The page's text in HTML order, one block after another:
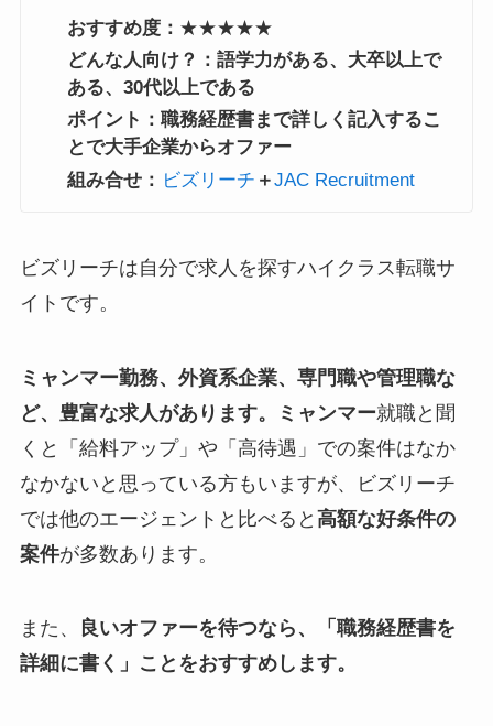
おすすめ度： ★★★★★
どんな人向け？：語学力がある、大卒以上で
ある、30代以上である
ポイント：職務経歴書まで詳しく記入するこ
とで大手企業からオファー
組み合せ： ビズリーチ ＋JAC Recruitment
ビズリーチは自分で求人を探すハイクラス転職サ
イトです。
ミャンマー勤務、外資系企業、専門職や管理職な
ど、豊富な求人があります。ミャンマー就職と聞
くと「給料アップ」や「高待遇」での案件はなか
なかないと思っている方もいますが、ビズリーチ
では他のエージェントと比べると 高額な好条件の
案件が多数あります。
また、
良いオファーを待つなら、「職務経歴書を
詳細に書く」ことをおすすめします。